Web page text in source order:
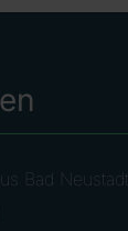
Bad Neustadt